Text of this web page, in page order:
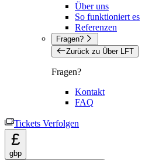
Über uns
So funktioniert es
Referenzen
Fragen?
Zurück zu Über LFT
Fragen?
Kontakt
FAQ
Tickets Verfolgen
£
gbp